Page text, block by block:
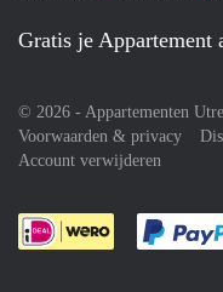
Gratis je Appartement
© 2026 - Appartementen
Voorwaarden & privacy
Account verwijderen